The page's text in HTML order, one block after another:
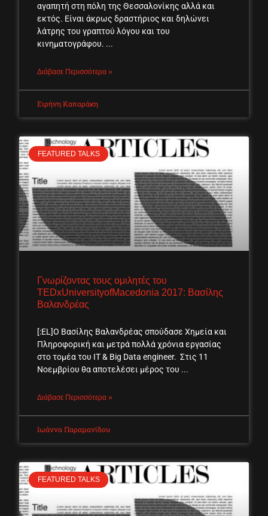
αγαπητή στη πόλη της Θεσσαλονίκης αλλά και
εκτός. Είναι άκρως δραστήριος και δηλώνει
λάτρης του γραπτού λόγου και του
κινηματογράφου.
Διάβασε Περισσότερα »
Ειρήνη Καπαράκη
FEATURED TALKS
Γνωρίζοντας τους ομιλητές του
TEDxUniversityofMacedonia 2017: Βασίλης
Βαλανδρέας
[:EL]Ο Βασίλης Βαλανδρέας σπούδασε Χημεία και
Πληροφορική και μετρά πολλά χρόνια εργασίας
στο τομέα του IT & Big Data engineer. Στις 11
Νοεμβρίου θα αποτελέσει μέρος του
Διάβασε Περισσότερα »
Ιωάννα Παραμανίδου
FEATURED TALKS